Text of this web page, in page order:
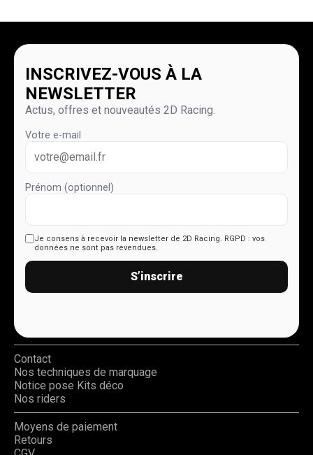
INSCRIVEZ-VOUS À LA
NEWSLETTER
Actus, offres et nouveautés 2D Racing.
Votre e-mail
Prénom (optionnel)
Je consens à recevoir la newsletter de 2D Racing. RGPD : vos
données ne sont pas revendues.
S’inscrire
Contact
Nos techniques de marquage
Notice pose Kits déco
Nos riders
Moyens de paiement
Retours